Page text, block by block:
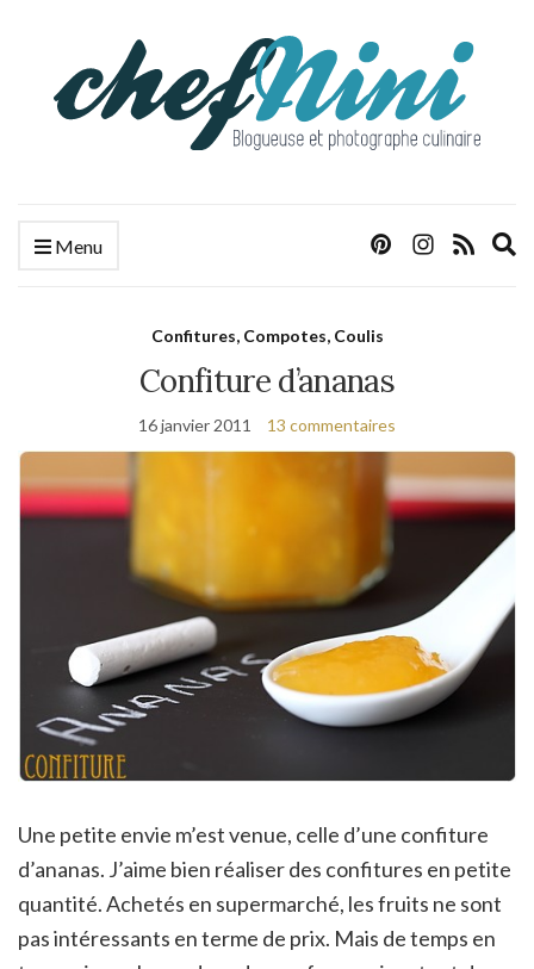
Menu
Confitures, Compotes, Coulis
Confiture d’ananas
16 janvier 2011 13 commentaires
Une petite envie m’est venue, celle d’une confiture
d’ananas. J’aime bien réaliser des confitures en petite
quantité. Achetés en supermarché, les fruits ne sont
pas intéressants en terme de prix. Mais de temps en